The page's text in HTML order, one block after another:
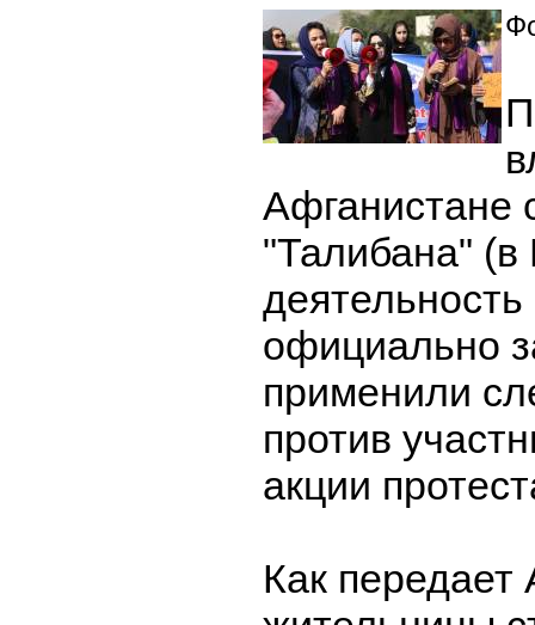
Афганистане
"Талибана" (в
официально
применили
против
акции
Как передает